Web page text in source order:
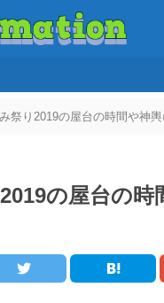
祭り2019の屋台の時間や神
の屋台の